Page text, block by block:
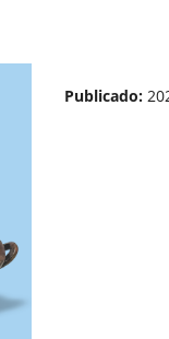
Publicado: